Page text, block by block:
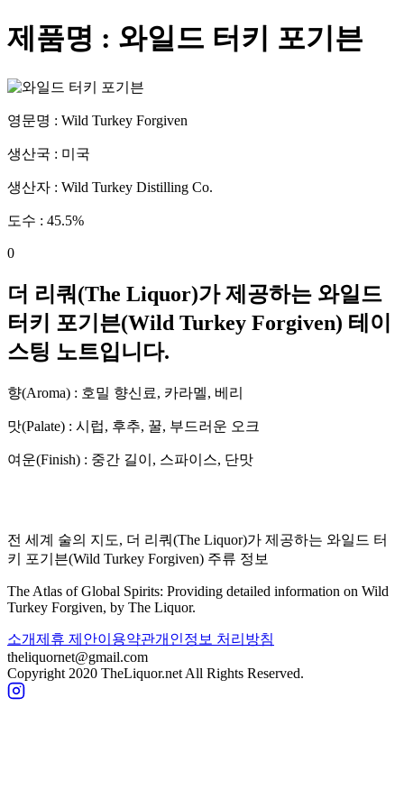
제품명 : 와일드 터키 포기븐
영문명 : Wild Turkey Forgiven
생산국 : 미국
생산자 : Wild Turkey Distilling Co.
도수 : 45.5%
0
더 리쿼(The Liquor)가 제공하는 와일드
터키 포기븐(Wild Turkey Forgiven) 테이
스팅 노트입니다.
향(Aroma) : 호밀 향신료, 카라멜, 베리
맛(Palate) : 시럽, 후추, 꿀, 부드러운 오크
여운(Finish) : 중간 길이, 스파이스, 단맛
전 세계 술의 지도, 더 리쿼(The Liquor)가 제공하는 와일드 터
키 포기븐(Wild Turkey Forgiven) 주류 정보
The Atlas of Global Spirits: Providing detailed information on Wild
Turkey Forgiven, by The Liquor.
소개제휴 제안이용약관개인정보 처리방침
theliquornet@gmail.com
Copyright 2020 TheLiquor.net All Rights Reserved.